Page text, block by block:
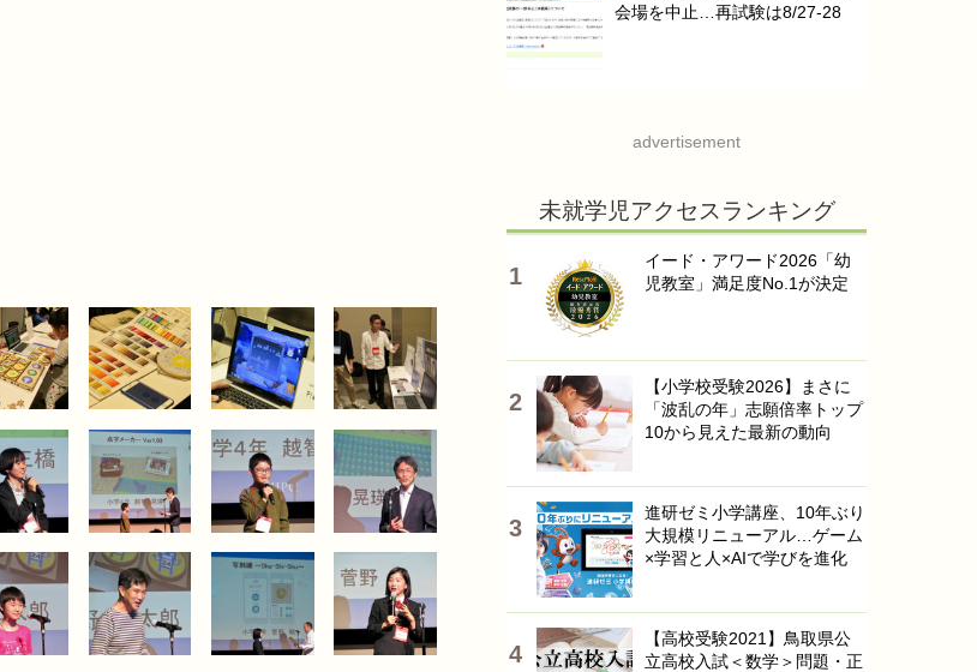
会場を中止…再試験は8/27-28
advertisement
未就学児アクセスランキング
イード・アワード2026「幼
児教室」満足度No.1が決定
【小学校受験2026】まさに
「波乱の年」志願倍率トップ
10から見えた最新の動向
進研ゼミ小学講座、10年ぶり
大規模リニューアル…ゲーム
×学習と人×AIで学びを進化
【高校受験2021】鳥取県公
立高校入試＜数学＞問題・正